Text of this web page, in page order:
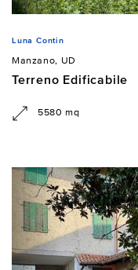
Luna Contin
Manzano, UD
Terreno Edificabile
5580 mq